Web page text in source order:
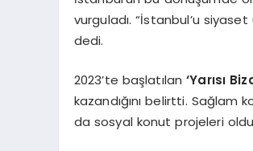
vurguladı. “İstanbul’u
dedi.
2023’te başlatılan‘Yarısı
kazandığını belirtti.
da sosyal konut projeleri